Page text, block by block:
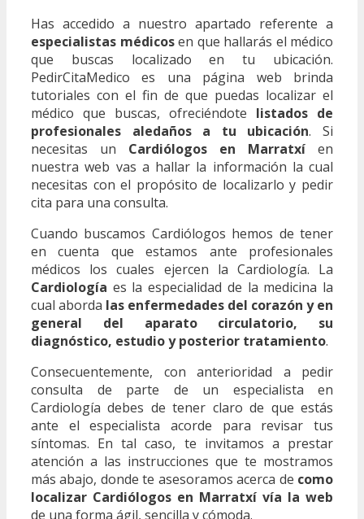
Has accedido a nuestro apartado referente a
especialistas médicosen que hallarás el médico
que buscas localizado en tu ubicación.
PedirCitaMedico es una página web brinda
tutoriales con el fin de que puedas localizar el
médico que buscas, ofreciéndote listados de
profesionales aledaños a tu ubicación. Si
necesitas un Cardiólogos en Marratxí en
nuestra web vas a hallar la información la cual
necesitas con el propósito de localizarlo y pedir
cita para una consulta.
Cuando buscamos Cardiólogos hemos de tener
en cuenta que estamos ante profesionales
médicos los cuales ejercen la Cardiología. La
Cardiología es la especialidad de la medicina la
cual aborda las enfermedades del corazón y en
general del aparato circulatorio, su
diagnóstico, estudio y posterior tratamiento.
Consecuentemente, con anterioridad a pedir
consulta de parte de un especialista en
Cardiología debes de tener claro de que estás
ante el especialista acorde para revisar tus
síntomas. En tal caso, te invitamos a prestar
atención a las instrucciones que te mostramos
más abajo, donde te asesoramos acerca de como
localizar Cardiólogos en Marratxí vía la web
de una forma ágil, sencilla y cómoda.